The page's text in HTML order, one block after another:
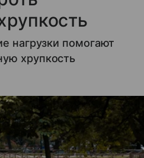
нагрузки помогают
хрупкость